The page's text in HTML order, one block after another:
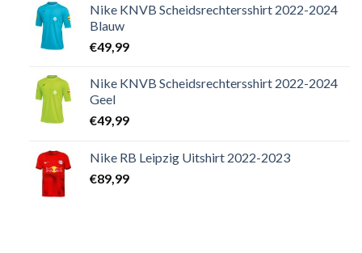
Nike KNVB Scheidsrechtersshirt 2022-2024
Blauw
€49,99
Nike KNVB Scheidsrechtersshirt 2022-2024
Geel
€49,99
Nike RB Leipzig Uitshirt 2022-2023
€89,99